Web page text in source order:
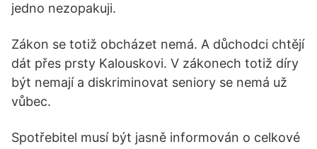
jedno nezopakuji.
Zákon se totiž obcházet nemá. A důchodci chtějí
dát přes prsty Kalouskovi. V zákonech totiž díry
být nemají a diskriminovat seniory se nemá už
vůbec.
Spotřebitel musí být jasně informován o celkové